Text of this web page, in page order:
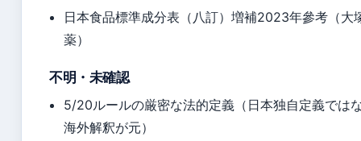
日本食品標準成分表（八訂）増補2023年參考（大
薬）
不明・未確認
5/20ルールの厳密な法的定義（日本独自定義では
海外解釈が元）